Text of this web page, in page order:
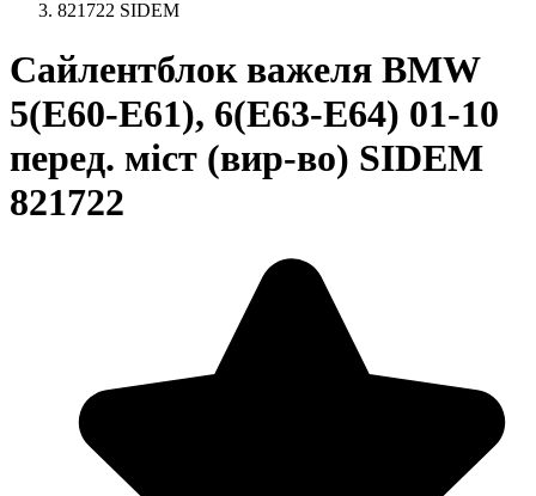
821722 SIDEM
Сайлентблок важеля BMW
5(E60-E61), 6(E63-E64) 01-10
перед. міст (вир-во) SIDEM
821722